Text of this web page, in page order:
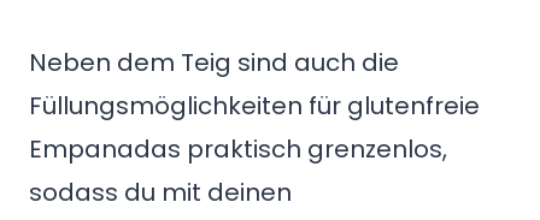
Neben dem Teig sind auch die
Füllungsmöglichkeiten für glutenfreie
Empanadas praktisch grenzenlos,
sodass du mit deinen